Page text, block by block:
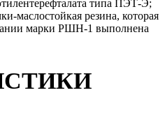
типа ПЭТ-Э;
маслостойкая резина, которая
марки РШН-1 выполнена